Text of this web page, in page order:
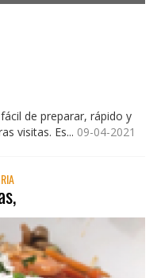
de preparar, rápido y
visitas. Es... 09-04-2021